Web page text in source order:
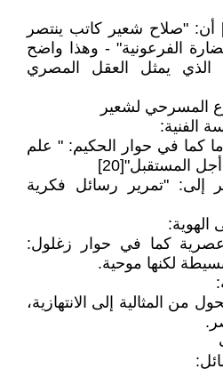
د. سلامة تعلب[19] أن: "صلاح شعير كاتب ينتصر
الفرعونية" - وهذا واضح
يمثل العقل المصري
الفنية:
كما في حوار الحكيم: " علم
المستقبل"[20]
الأبيض[21] تُشير إلى: "تمرير رسائل فكرية
الهوية:
كما في حوار زغلول:
لكنها موحية.
من المثالية إلى الانتهازية،